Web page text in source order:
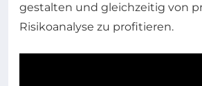
gestalten und gleichzeitig von
Risikoanalyse zu profitieren.